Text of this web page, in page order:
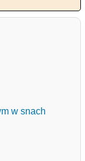
w snach